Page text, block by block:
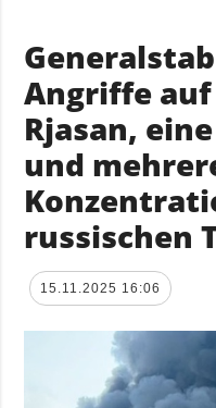
Angriffe
Rjasan,
und
russischen
15.11.2025 16:06